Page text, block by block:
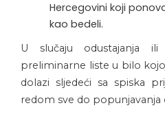
Hercegovini koji
kao bedeli.
U slučaju odustajanja
preliminarne liste u bilo
dolazi sljedeći sa spiska
redom sve do